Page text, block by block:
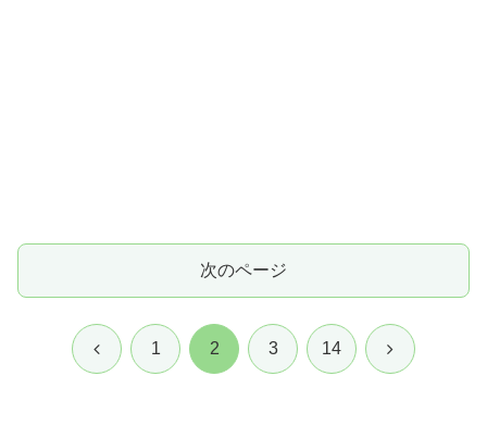
次のページ
前 1 2 3 14 次